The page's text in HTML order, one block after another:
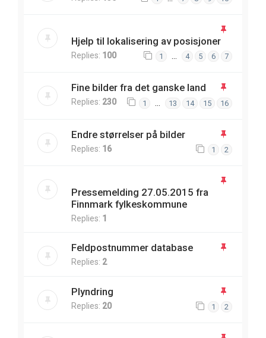
Hjelp til lokalisering av posisjoner
Replies: 100 1 … 4 5 6 7
Fine bilder fra det ganske land
Replies: 230 1 13 14 15 16
Endre størrelser på bilder
Replies: 16 1 2
Pressemelding 27.05.2015 fra
Finnmark fylkeskommune
Replies: 1
Feldpostnummer database
Replies: 2
Plyndring
Replies: 20 1 2